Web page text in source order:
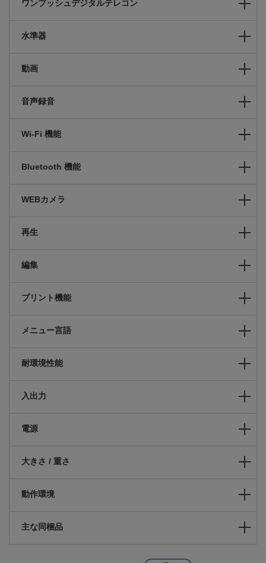
ワンプッシュデジタルテレコン
水準器
動画
音声録音
Wi-Fi 機能
Bluetooth 機能
WEBカメラ
再生
編集
プリント機能
メニュー言語
耐環境性能
入出力
電源
大きさ / 重さ
動作環境
主な同梱品